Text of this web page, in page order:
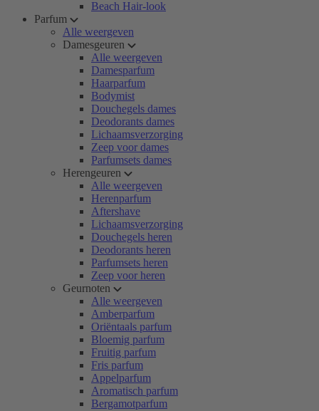
Beach Hair-look
Parfum
Alle weergeven
Damesgeuren
Alle weergeven
Damesparfum
Haarparfum
Bodymist
Douchegels dames
Deodorants dames
Lichaamsverzorging
Zeep voor dames
Parfumsets dames
Herengeuren
Alle weergeven
Herenparfum
Aftershave
Lichaamsverzorging
Douchegels heren
Deodorants heren
Parfumsets heren
Zeep voor heren
Geurnoten
Alle weergeven
Amberparfum
Oriëntaals parfum
Bloemig parfum
Fruitig parfum
Fris parfum
Appelparfum
Aromatisch parfum
Bergamotparfum